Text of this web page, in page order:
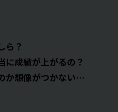
ら？
に成績が上がるの？
か想像がつかない…